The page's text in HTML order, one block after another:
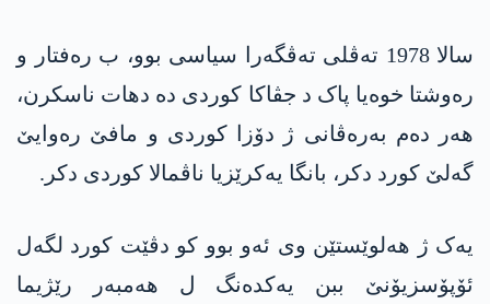
سالا 1978 تەڤلی تەڤگەرا سیاسی بوو، ب رەفتار و
رەوشتا خوەیا پاک د جڤاکا کوردی دە دھات ناسکرن،
ھەر دەم بەرەڤانی ژ دۆزا کوردی و مافێ رەوایێ
گەلێ کورد دکر، بانگا یەکرێزیا ناڤمالا کوردی دکر.
یەک ژ ھەلوێستێن وی ئەو بوو کو دڤێت کورد لگەل
ئۆپۆسزیۆنێ ببن یەکدەنگ ل ھەمبەر رێژیما